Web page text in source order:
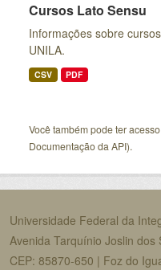
Cursos Lato Sensu
Informações sobre
UNILA.
CSV PDF
Você também pode ter
Documentação da API).
Universidade Federal da
Avenida Tarquínio Joslin
CEP: 85870-650 | Foz do